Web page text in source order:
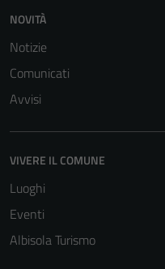
NOVITÀ
Notizie
Comunicati
Avvisi
VIVERE IL COMUNE
Luoghi
Eventi
Albisola Turismo